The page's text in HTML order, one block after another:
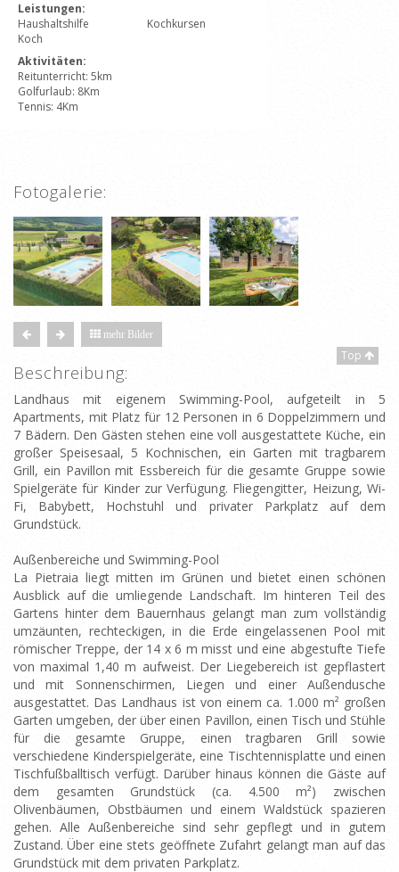
Leistungen:
Haushaltshilfe
Kochkursen
Koch
Aktivitäten:
Reitunterricht: 5km
Golfurlaub: 8Km
Tennis: 4Km
Fotogalerie:
mehr Bilder
Top
Beschreibung:
Landhaus mit eigenem Swimming-Pool, aufgeteilt in 5
Apartments, mit Platz für 12 Personen in 6 Doppelzimmern und
7 Bädern. Den Gästen stehen eine voll ausgestattete Küche, ein
großer Speisesaal, 5 Kochnischen, ein Garten mit tragbarem
Grill, ein Pavillon mit Essbereich für die gesamte Gruppe sowie
Spielgeräte für Kinder zur Verfügung. Fliegengitter, Heizung, Wi-
Fi, Babybett, Hochstuhl und privater Parkplatz auf dem
Grundstück.
Außenbereiche und Swimming-Pool
La Pietraia liegt mitten im Grünen und bietet einen schönen
Ausblick auf die umliegende Landschaft. Im hinteren Teil des
Gartens hinter dem Bauernhaus gelangt man zum vollständig
umzäunten, rechteckigen, in die Erde eingelassenen Pool mit
römischer Treppe, der 14 x 6 m misst und eine abgestufte Tiefe
von maximal 1,40 m aufweist. Der Liegebereich ist gepflastert
und mit Sonnenschirmen, Liegen und einer Außendusche
ausgestattet. Das Landhaus ist von einem ca. 1.000 m² großen
Garten umgeben, der über einen Pavillon, einen Tisch und Stühle
für die gesamte Gruppe, einen tragbaren Grill sowie
verschiedene Kinderspielgeräte, eine Tischtennisplatte und einen
Tischfußballtisch verfügt. Darüber hinaus können die Gäste auf
dem gesamten Grundstück (ca. 4.500 m²) zwischen
Olivenbäumen, Obstbäumen und einem Waldstück spazieren
gehen. Alle Außenbereiche sind sehr gepflegt und in gutem
Zustand. Über eine stets geöffnete Zufahrt gelangt man auf das
Grundstück mit dem privaten Parkplatz.